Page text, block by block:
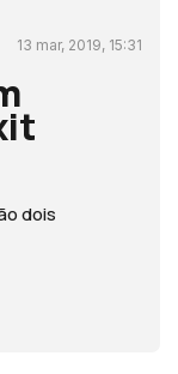
13 mar, 2019, 15:31
dois